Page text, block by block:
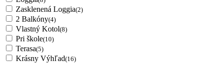
Zasklenená Loggia(2)
2 Balkóny(4)
Vlastný Kotol(8)
Pri škole(10)
Terasa(5)
Krásny Výhľad(16)